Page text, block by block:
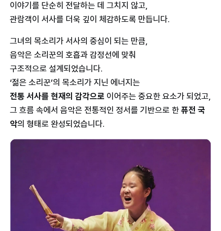
이야기를 단순히 전달하는 데 그치지 않고,
관람객이 서사를 더욱 깊이 체감하도록 만듭니다.
그녀의 목소리가 서사의 중심이 되는 만큼,
음악은 소리꾼의 호흡과 감정선에 맞춰
구조적으로 설계되었습니다.
‘젊은 소리꾼’의 목소리가 지닌 에너지는
전통 서사를 현재의 감각으로 이어주는 중요한 요소가 되었고,
그 흐름 속에서 음악은 전통적인 정서를 기반으로 한 퓨전 국
악의 형태로 완성되었습니다.